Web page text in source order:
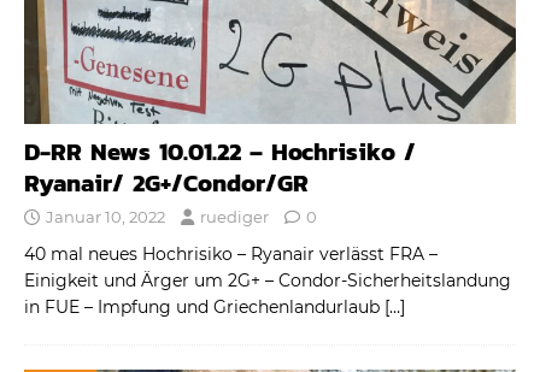
D-RR News 10.01.22 – Hochrisiko /
Ryanair/ 2G+/Condor/GR
Januar 10, 2022 ruediger 0
40 mal neues Hochrisiko – Ryanair verlässt FRA –
Einigkeit und Ärger um 2G+ – Condor-Sicherheitslandung
in FUE – Impfung und Griechenlandurlaub […]